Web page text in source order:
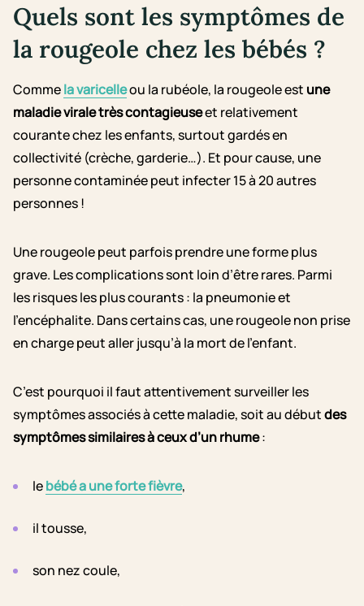
Quels sont les symptômes de
la rougeole chez les bébés ?
Commela varicelleou la rubéole, la rougeole est une
maladie virale très contagieuseet relativement
courante chez les enfants, surtout gardés en
collectivité (crèche, garderie…). Et pour cause, une
personne contaminée peut infecter 15 à 20 autres
personnes !
Une rougeole peut parfois prendre une forme plus
grave. Les complications sont loin d’être rares. Parmi
les risques les plus courants : la pneumonie et
l’encéphalite. Dans certains cas, une rougeole non prise
en charge peut aller jusqu’à la mort de l’enfant.
C’est pourquoi il faut attentivement surveiller les
symptômes associés à cette maladie, soit au débutdes
symptômes similaires à ceux d’un rhume:
lebébé a une forte fièvre,
il tousse,
son nez coule,